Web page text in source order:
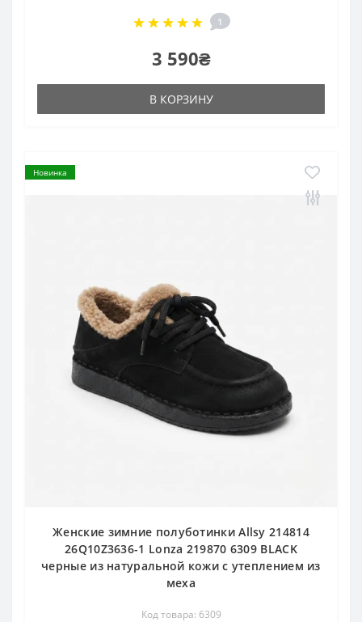
1
3 590₴
В КОРЗИНУ
Новинка
Женские зимние полуботинки Allsy 214814
26Q10Z3636-1 Lonza 219870 6309 BLACK
черные из натуральной кожи с утеплением из
меха
Код товара: 6309